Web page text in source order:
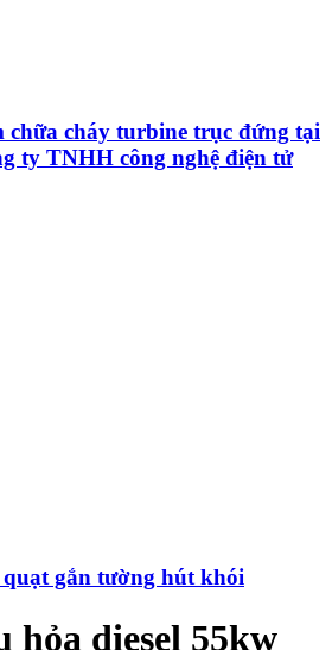
chữa cháy turbine trục đứng tại
ty TNHH công nghệ điện tử
gắn tường hút khói
hỏa diesel 55kw